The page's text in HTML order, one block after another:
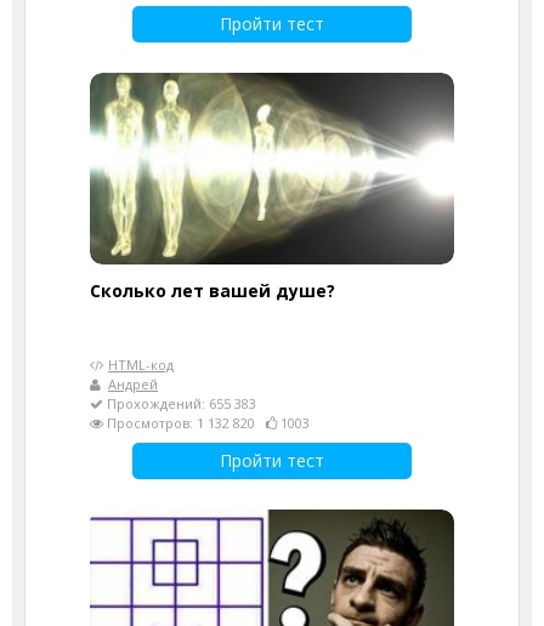
Пройти тест
Cколько лет вашей душе?
HTML-код
Андрей
Прохождений: 655 383
Просмотров: 1 132 820
1003
Пройти тест